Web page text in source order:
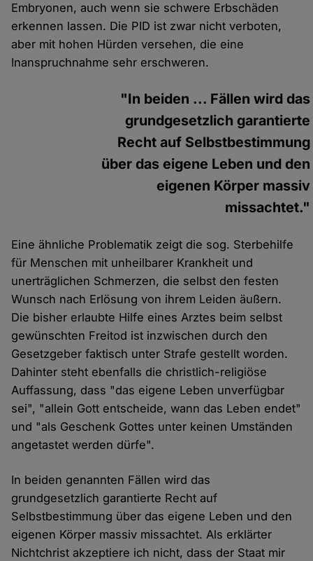
Embryonen, auch wenn sie schwere Erbschäden
erkennen lassen. Die PID ist zwar nicht verboten,
aber mit hohen Hürden versehen, die eine
Inanspruchnahme sehr erschweren.
"In beiden ... Fällen wird das
grundgesetzlich garantierte
Recht auf Selbstbestimmung
über das eigene Leben und den
eigenen Körper massiv
missachtet."
Eine ähnliche Problematik zeigt die sog. Sterbehilfe
für Menschen mit unheilbarer Krankheit und
unerträglichen Schmerzen, die selbst den festen
Wunsch nach Erlösung von ihrem Leiden äußern.
Die bisher erlaubte Hilfe eines Arztes beim selbst
gewünschten Freitod ist inzwischen durch den
Gesetzgeber faktisch unter Strafe gestellt worden.
Dahinter steht ebenfalls die christlich-religiöse
Auffassung, dass "das eigene Leben unverfügbar
sei", "allein Gott entscheide, wann das Leben endet"
und "als Geschenk Gottes unter keinen Umständen
angetastet werden dürfe".
In beiden genannten Fällen wird das
grundgesetzlich garantierte Recht auf
Selbstbestimmung über das eigene Leben und den
eigenen Körper massiv missachtet. Als erklärter
Nichtchrist akzeptiere ich nicht, dass der Staat mir